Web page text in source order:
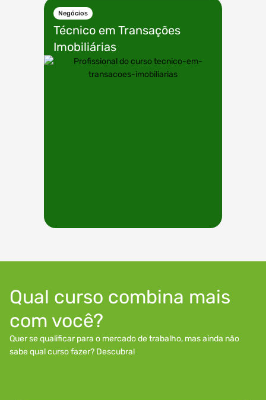
Negócios
Técnico em Transações
Imobiliárias
Qual curso combina mais
com você?
Quer se qualificar para o mercado de trabalho, mas ainda não
sabe qual curso fazer? Descubra!